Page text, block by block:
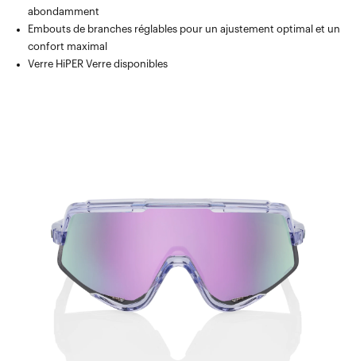
abondamment
Embouts de branches réglables pour un ajustement optimal et un
confort maximal
Verre HiPER Verre disponibles